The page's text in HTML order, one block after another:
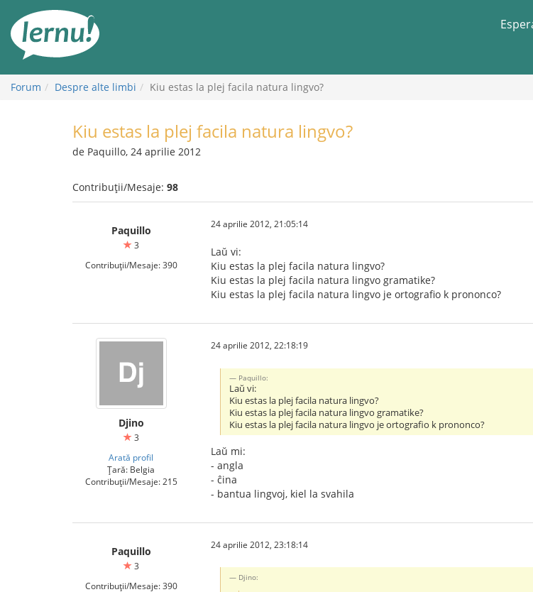
conținut
Forum Despre alte limbi Kiu estas la plej facila natura lingvo?
Kiu estas la plej facila natura lingvo?
de Paquillo, 24 aprilie 2012
Contribuții/Mesaje: 98
Paquillo
3
Contribuții/Mesaje: 390
24 aprilie 2012, 21:05:14
Laŭ vi:
Kiu estas la plej facila natura lingvo?
Kiu estas la plej facila natura lingvo gramatike?
Kiu estas la plej facila natura lingvo je ortografio k prononco?
Djino
3
Arată profil
Țară: Belgia
Contribuții/Mesaje: 215
24 aprilie 2012, 22:18:19
Paquillo:
Laŭ vi:
Kiu estas la plej facila natura lingvo?
Kiu estas la plej facila natura lingvo gramatike?
Kiu estas la plej facila natura lingvo je ortografio k prononco?
Laŭ mi:
- angla
- ĉina
- bantua lingvoj, kiel la svahila
Paquillo
3
Contribuții/Mesaje: 390
24 aprilie 2012, 23:18:14
Djino: